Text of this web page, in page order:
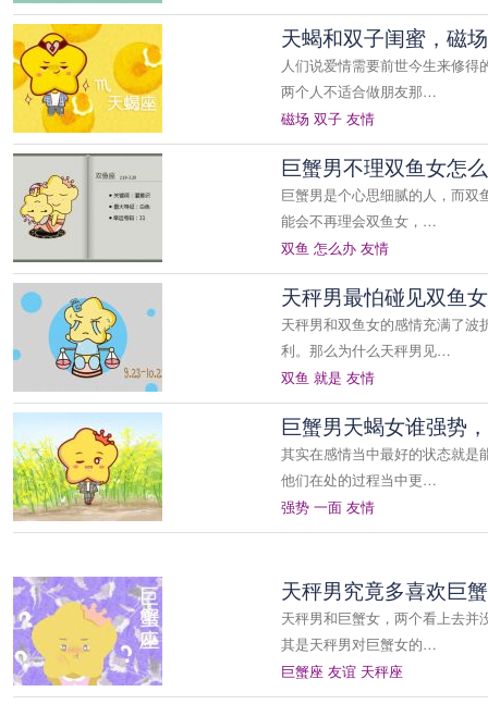
天蝎和双子闺蜜，磁
人们说爱情需要前世今生来修
两个人不适合做朋友那…
磁场 双子 友情
巨蟹男不理双鱼女怎
巨蟹男是个心思细腻的人，而
能会不再理会双鱼女，…
双鱼 怎么办 友情
天秤男最怕碰见双鱼
天秤男和双鱼女的感情充满了
利。那么为什么天秤男见…
双鱼 就是 友情
巨蟹男天蝎女谁强势
其实在感情当中最好的状态就是
他们在处的过程当中更…
强势 一面 友情
天秤男究竟多喜欢巨
天秤男和巨蟹女，两个看上去
其是天秤男对巨蟹女的…
巨蟹座 友谊 天秤座